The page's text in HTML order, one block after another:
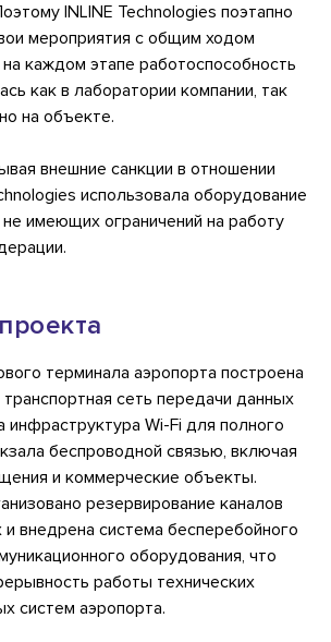
INLINE Technologies поэтапно
мероприятия с общим ходом
на каждом этапе работоспособность
как в лаборатории компании, так
на объекте.
внешние санкции в отношении
использовала оборудование
имеющих ограничений на работу
терминала аэропорта построена
сеть передачи данных
инфраструктура Wi-Fi для полного
беспроводной связью, включая
и коммерческие объекты.
резервирование каналов
внедрена система бесперебойного
оборудования, что
работы технических
систем аэропорта.